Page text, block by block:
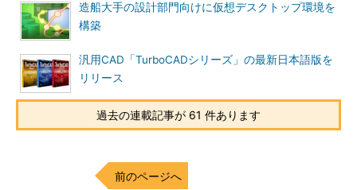
造船大手の設計部門向けに仮想デスクトップ環境を
構築
汎用CAD「TurboCADシリーズ」の最新日本語版を
リリース
過去の連載記事が 61 件あります
前のページへ